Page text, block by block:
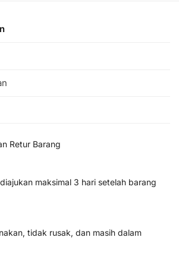
Retur Barang
maksimal 3 hari setelah barang
tidak rusak, dan masih dalam